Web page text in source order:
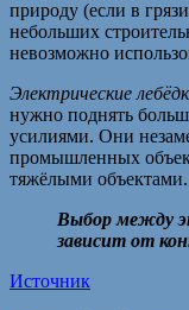
природу (если в
небольших
невозможно
Электрические
нужно поднять
усилиями. Они
промышленных
тяжёлыми объектами.
Выбор между
зависит от
Источник